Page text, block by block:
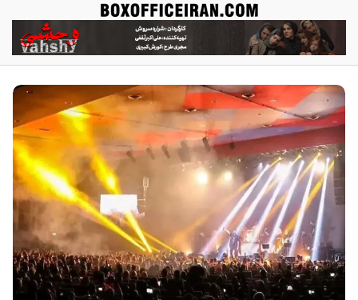
ب
ا
ک
س
آ
ف
ی
س
ا
ی
ر
ا
ن